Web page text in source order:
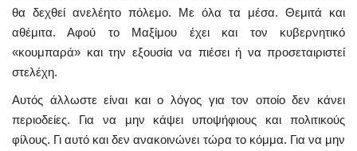
θα δεχθεί ανελέητο πόλεμο. Με όλα τα μέσα. Θεμιτά και
αθέμιτα. Αφού το Μαξίμου έχει και τον κυβερνητικό
«κουμπαρά» και την εξουσία να πιέσει ή να προσεταιριστεί
στελέχη.
Αυτός άλλωστε είναι και ο λόγος για τον οποίο δεν κάνει
περιοδείες. Για να μην κάψει υποψήφιους και πολιτικούς
φίλους. Γι αυτό και δεν ανακοινώνει τώρα το κόμμα. Για να μην